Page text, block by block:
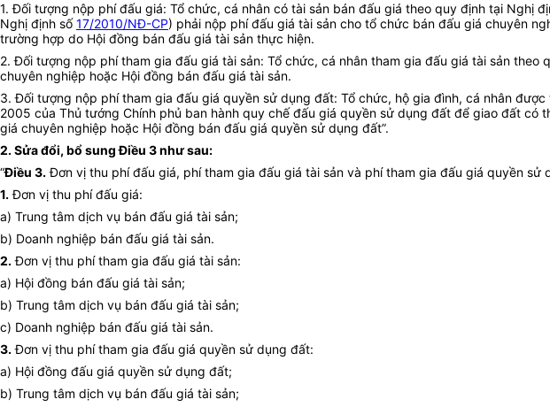
1. Đối tượng nộp phí đấu giá: Tổ chức, cá nhân có tài sản bán đấu giá theo quy định tại Nghị
Nghị định số17/2010/NĐ-CP) phải nộp phí đấu giá tài sản cho tổ chức bán đấu giá chuyên
trường hợp do Hội đồng bán đấu giá tài sản thực hiện.
2. Đối tượng nộp phí tham gia đấu giá tài sản: Tổ chức, cá nhân tham gia đấu giá tài sản theo
chuyên nghiệp hoặc Hội đồng bán đấu giá tài sản.
3. Đối tượng nộp phí tham gia đấu giá quyền sử dụng đất: Tổ chức, hộ gia đình, cá nhân
2005 của Thủ tướng Chính phủ ban hành quy chế đấu giá quyền sử dụng đất để giao đất
giá chuyên nghiệp hoặc Hội đồng bán đấu giá quyền sử dụng đất”.
2. Sửa đổi, bổ sung Điều 3 như sau:
“Điều 3.Đơn vị thu phí đấu giá, phí tham gia đấu giá tài sản và phí tham gia đấu giá quyền sử
1.Đơn vị thu phí đấu giá:
a) Trung tâm dịch vụ bán đấu giá tài sản;
b) Doanh nghiệp bán đấu giá tài sản.
2.Đơn vị thu phí tham gia đấu giá tài sản:
a) Hội đồng bán đấu giá tài sản;
b) Trung tâm dịch vụ bán đấu giá tài sản;
c) Doanh nghiệp bán đấu giá tài sản.
3.Đơn vị thu phí tham gia đấu giá quyền sử dụng đất:
a) Hội đồng đấu giá quyền sử dụng đất;
b) Trung tâm dịch vụ bán đấu giá tài sản;